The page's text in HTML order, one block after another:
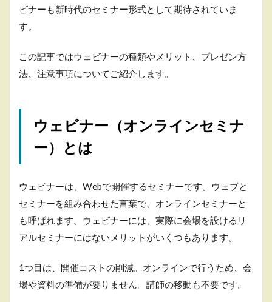
ウ
ビ
ー
配
3.1
録画
配信
リア
ルタ
配信
4
ェ
ビ
ナ
ビナーも新時代のセミナー形式として期待されていま
す。
この記事ではウェビナーの種類やメリット、プレゼン方
法、注意事項についてご紹介します。
ウェビナー（オンラインセミナ
ー）とは
ウェビナーは、Webで開催するセミナーです。ウェブと
セミナーを組み合わせた言葉で、オンラインセミナーと
も呼ばれます。ウェビナーには、実際に会場を設けるリ
アルセミナーにはないメリットがいくつもあります。
1つ目は、開催コストの削減。オンラインで行うため、会
場や資料の準備が要りません。講師の移動も不要です。